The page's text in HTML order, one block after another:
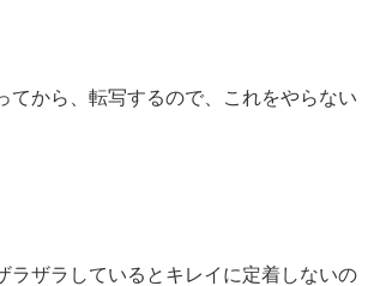
てから、転写するので、これをやらない
ラザラしているとキレイに定着しないの